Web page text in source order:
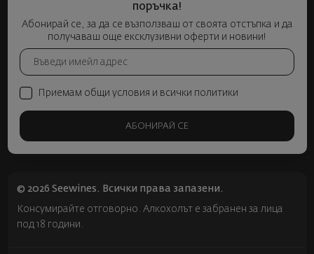
поръчка!
Абонирай се, за да се възползваш от своята отстъпка и да
получаваш още ексклузивни оферти и новини!
Приемам общи условия и всички политики
АБОНИРАЙ СЕ
© 2026 Seewines. Всички права запазени.
Консумирайте отговорно. Алкохолът е забранен за лица
под 18 години.